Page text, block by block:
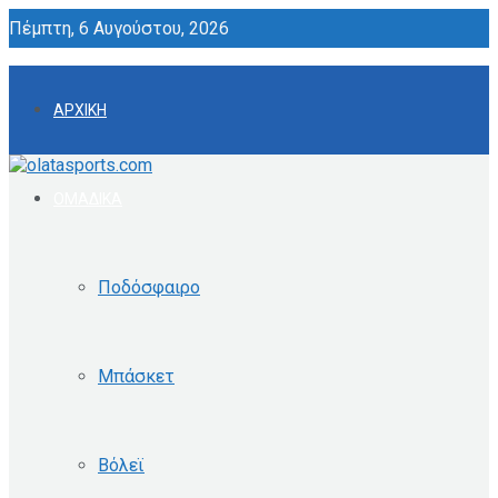
Πέμπτη, 6 Αυγούστου, 2026
ΑΡΧΙΚΗ
Ποδόσφαιρο
Μπάσκετ
Βόλεϊ